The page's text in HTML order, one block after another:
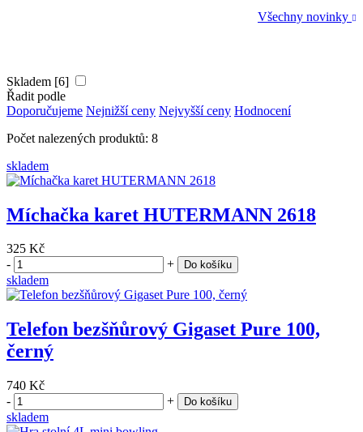
Všechny novinky
Skladem [6]
Řadit podle
Doporučujeme Nejnižší ceny Nejvyšší ceny Hodnocení
Počet nalezených produktů: 8
skladem
Míchačka karet HUTERMANN 2618
325 Kč
-
+ Do košíku
skladem
Telefon bezšňůrový Gigaset Pure 100,
černý
740 Kč
-
+ Do košíku
skladem